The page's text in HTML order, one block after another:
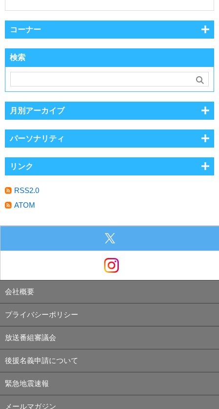
コーナー
検索
月別アーカイブ
パーソナリティ
リンク
RSS2.0
ATOM
会社概要
プライバシーポリシー
放送番組審議会
後援名義申請について
緊急地震速報
メールマガジン